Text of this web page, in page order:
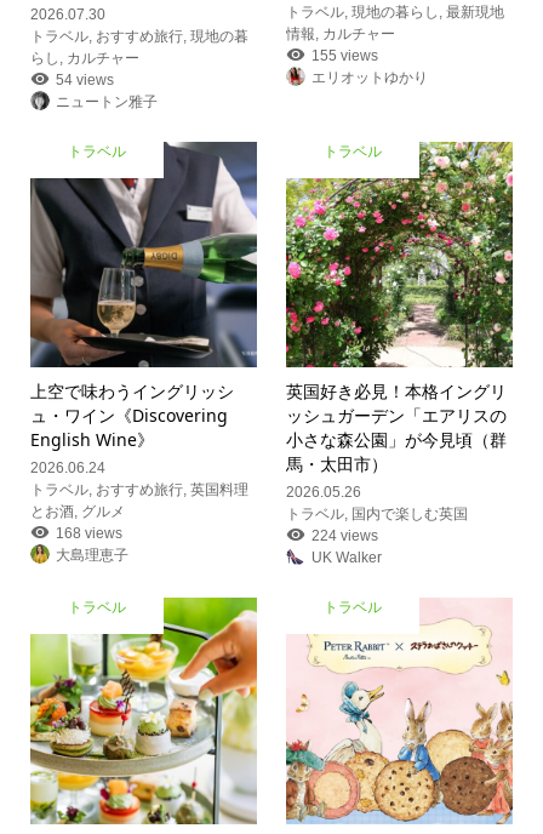
2026.07.30
トラベル, おすすめ旅行, 現地の暮
らし
カルチャー
54 views
ニュートン雅子
トラベル ,現地の暮らし ,最新現地
情報 カルチャー
155 views
エリオットゆかり
トラベル
上空で味わうイングリッシ
ュ・ワイン《Discovering
English Wine》
2026.06.24
トラベル, おすすめ旅行, 英国料理
とお酒, グルメ
168 views
大島理恵子
トラベル
英国好き必見！本格イングリ
ッシュガーデン「エアリスの
小さな森公園」が今見頃（群
馬・太田市）
2026.05.26
トラベル, 国内で楽しむ英国
224 views
UK Walker
トラベル トラベル